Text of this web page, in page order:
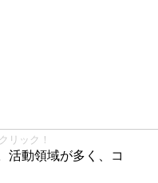
リック！
活動領域が多く、コ